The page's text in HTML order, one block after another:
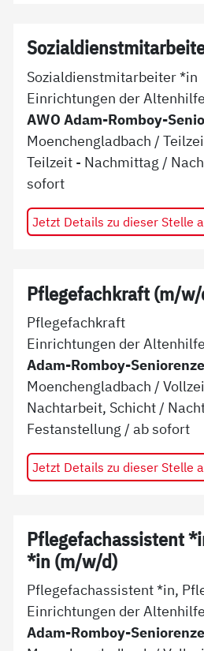
Sozialdienstmitarbeiter *in
Einrichtungen der Altenhilfe
AWO Adam-Romboy-
Moenchengladbach /
Teilzeit - Nachmittag /
sofort
Jetzt Details zu dieser Stelle
Pflegefachkraft (m/
Pflegefachkraft
Einrichtungen der Altenhilfe
Adam-Romboy-
Moenchengladbach /
Nachtarbeit, Schicht /
Festanstellung / absofort
Jetzt Details zu dieser Stelle
Pflegefachassistent
*in (m/w/d)
Pflegefachassistent *in,
Einrichtungen der Altenhilfe
Adam-Romboy-